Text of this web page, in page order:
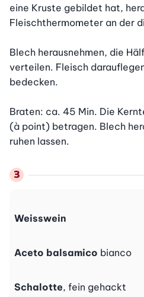
eine Kruste gebildet hat,
Fleischthermometer an der
Blech herausnehmen, die
verteilen. Fleisch
bedecken.
Braten: ca. 45 Min. Die
(à point) betragen. Blech
ruhen lassen.
Weisswein
Aceto balsamico bianco
Schalotte, fein gehackt